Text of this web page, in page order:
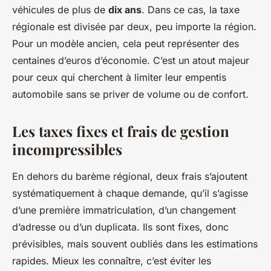
véhicules de plus de dix ans. Dans ce cas, la taxe
régionale est divisée par deux, peu importe la région.
Pour un modèle ancien, cela peut représenter des
centaines d’euros d’économie. C’est un atout majeur
pour ceux qui cherchent à limiter leur empentis
automobile sans se priver de volume ou de confort.
Les taxes fixes et frais de gestion
incompressibles
En dehors du barème régional, deux frais s’ajoutent
systématiquement à chaque demande, qu’il s’agisse
d’une première immatriculation, d’un changement
d’adresse ou d’un duplicata. Ils sont fixes, donc
prévisibles, mais souvent oubliés dans les estimations
rapides. Mieux les connaître, c’est éviter les